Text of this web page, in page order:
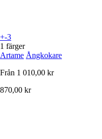
+-3
1 färger
Artame Ångkokare
Från 1 010,00 kr
870,00 kr